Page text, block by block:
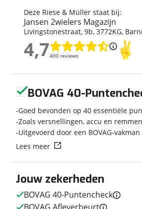
Soort fiets
Frametype
Dames
Framehoogte
51 cm
Wielmaat
28 inch
Techniek
Transmissie
Naaf
Kleur
Fabriekskleur
Lunar
Type remsysteem voor
Type primair remsysteem
Schijfrem
Deze Riese & Müller staat bij:
Jansen 2wielers Magazijn
Livingstonestraat, 9b, 3772KG,
4,7400 reviews
4,7
Naam
viaBOVAG.nl verwerkt je
goed mogelijk bij de aanbieder te
over in onze
Jouw zekerheden
BOVAG 40-Puntencheck
BOVAG 40-
Goed bevonden op 40 essentiële
Zoals versnellingen, accu en remmen
Uitgevoerd door een BOVAG-vakman
Lees meer